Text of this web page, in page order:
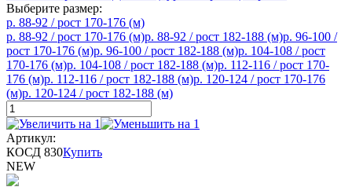
Выберите размер:
р. 88-92 / рост 170-176 (м)
р. 88-92 / рост 170-176 (м)р. 88-92 / рост 182-188 (м)р. 96-100 /
рост 170-176 (м)р. 96-100 / рост 182-188 (м)р. 104-108 / рост
170-176 (м)р. 104-108 / рост 182-188 (м)р. 112-116 / рост 170-
176 (м)р. 112-116 / рост 182-188 (м)р. 120-124 / рост 170-176
(м)р. 120-124 / рост 182-188 (м)
Артикул:
КОСД 830Купить
NEW